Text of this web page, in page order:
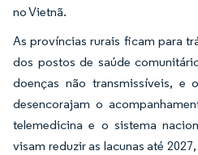
no Vietnã.
As províncias rurais ficam para
dos postos de saúde
doenças não transmissíveis, e
desencorajam o
telemedicina e o sistema
visam reduzir as lacunas até